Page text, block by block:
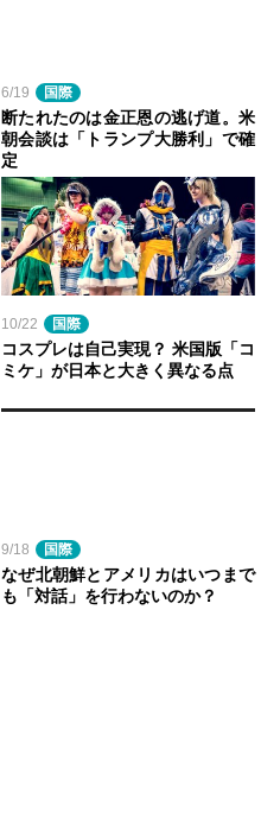
6/19 国際
断たれたのは金正恩の逃げ道。米
朝会談は「トランプ大勝利」で確
定
10/22 国際
コスプレは自己実現？ 米国版「コ
ミケ」が日本と大きく異なる点
9/18 国際
なぜ北朝鮮とアメリカはいつまで
も「対話」を行わないのか？